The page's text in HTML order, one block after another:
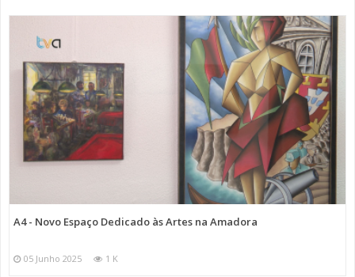
A4 - Novo Espaço Dedicado às Artes na Amadora
05 Junho 2025 1 K